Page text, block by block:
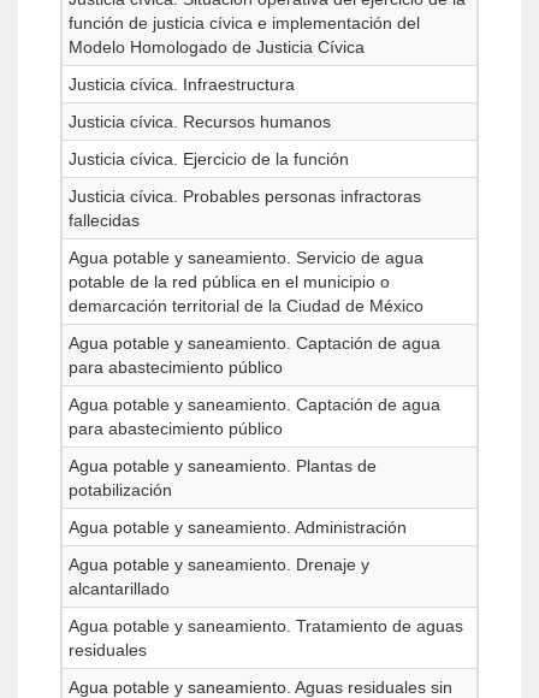
función de justicia cívica e implementación del
Modelo Homologado de Justicia Cívica
Justicia cívica. Infraestructura
Justicia cívica. Recursos humanos
Justicia cívica. Ejercicio de la función
Justicia cívica. Probables personas infractoras
fallecidas
Agua potable y saneamiento. Servicio de agua
potable de la red pública en el municipio o
demarcación territorial de la Ciudad de México
Agua potable y saneamiento. Captación de agua
para abastecimiento público
Agua potable y saneamiento. Captación de agua
para abastecimiento público
Agua potable y saneamiento. Plantas de
potabilización
Agua potable y saneamiento. Administración
Agua potable y saneamiento. Drenaje y
alcantarillado
Agua potable y saneamiento. Tratamiento de aguas
residuales
Agua potable y saneamiento. Aguas residuales sin